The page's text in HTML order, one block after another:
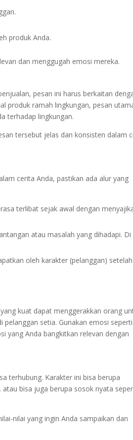
produk Anda.
dan menggugah emosi mereka.
pesan ini harus berkaitan
produk ramah lingkungan, pesan
terhadap lingkungan.
tersebut jelas dan konsisten dalam
cerita Anda, pastikan ada alur yang
terlibat sejak awal dengan
atau masalah yang dihadapi. Di
oleh karakter (pelanggan) setelah
kuat dapat menggerakkan orang
setia. Gunakan emosi seperti
yang Anda bangkitkan relevan dengan
terhubung. Karakter ini bisa berupa
bisa juga berupa sosok nyata
nilai yang ingin Anda sampaikan dan